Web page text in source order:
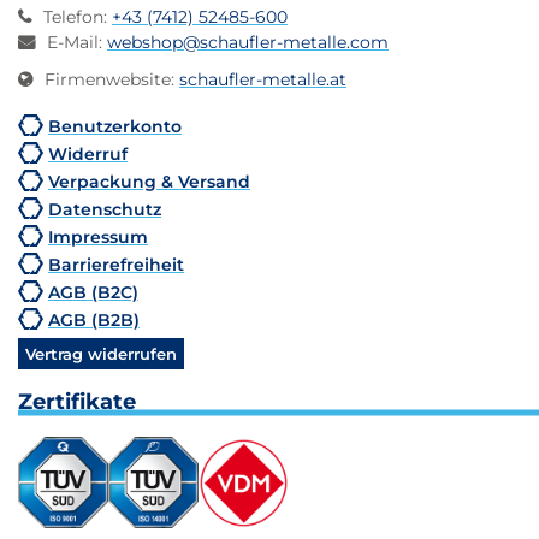
Telefon: +43 (7412) 52485-600
E-Mail: webshop@schaufler-metalle.com
Firmenwebsite: schaufler-metalle.at
Benutzerkonto
Widerruf
Verpackung & Versand
Datenschutz
Impressum
Barrierefreiheit
AGB (B2C)
AGB (B2B)
Vertrag widerrufen
Zertifikate